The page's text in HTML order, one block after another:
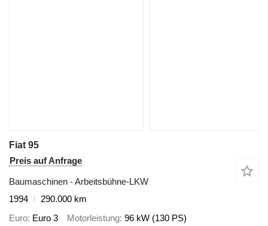
Fiat 95
Preis auf Anfrage
Baumaschinen - Arbeitsbühne-LKW
1994
290.000 km
Euro Euro 3 Motorleistung 96 kW (130 PS)